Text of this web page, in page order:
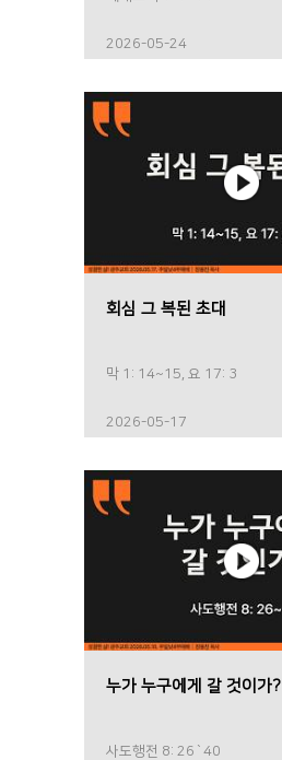
2026-05-24
회심 그 복된 초대
막 1: 14~15, 요 17: 3
2026-05-17
누가 누구에게 갈 것이가?
사도행전 8: 26`40